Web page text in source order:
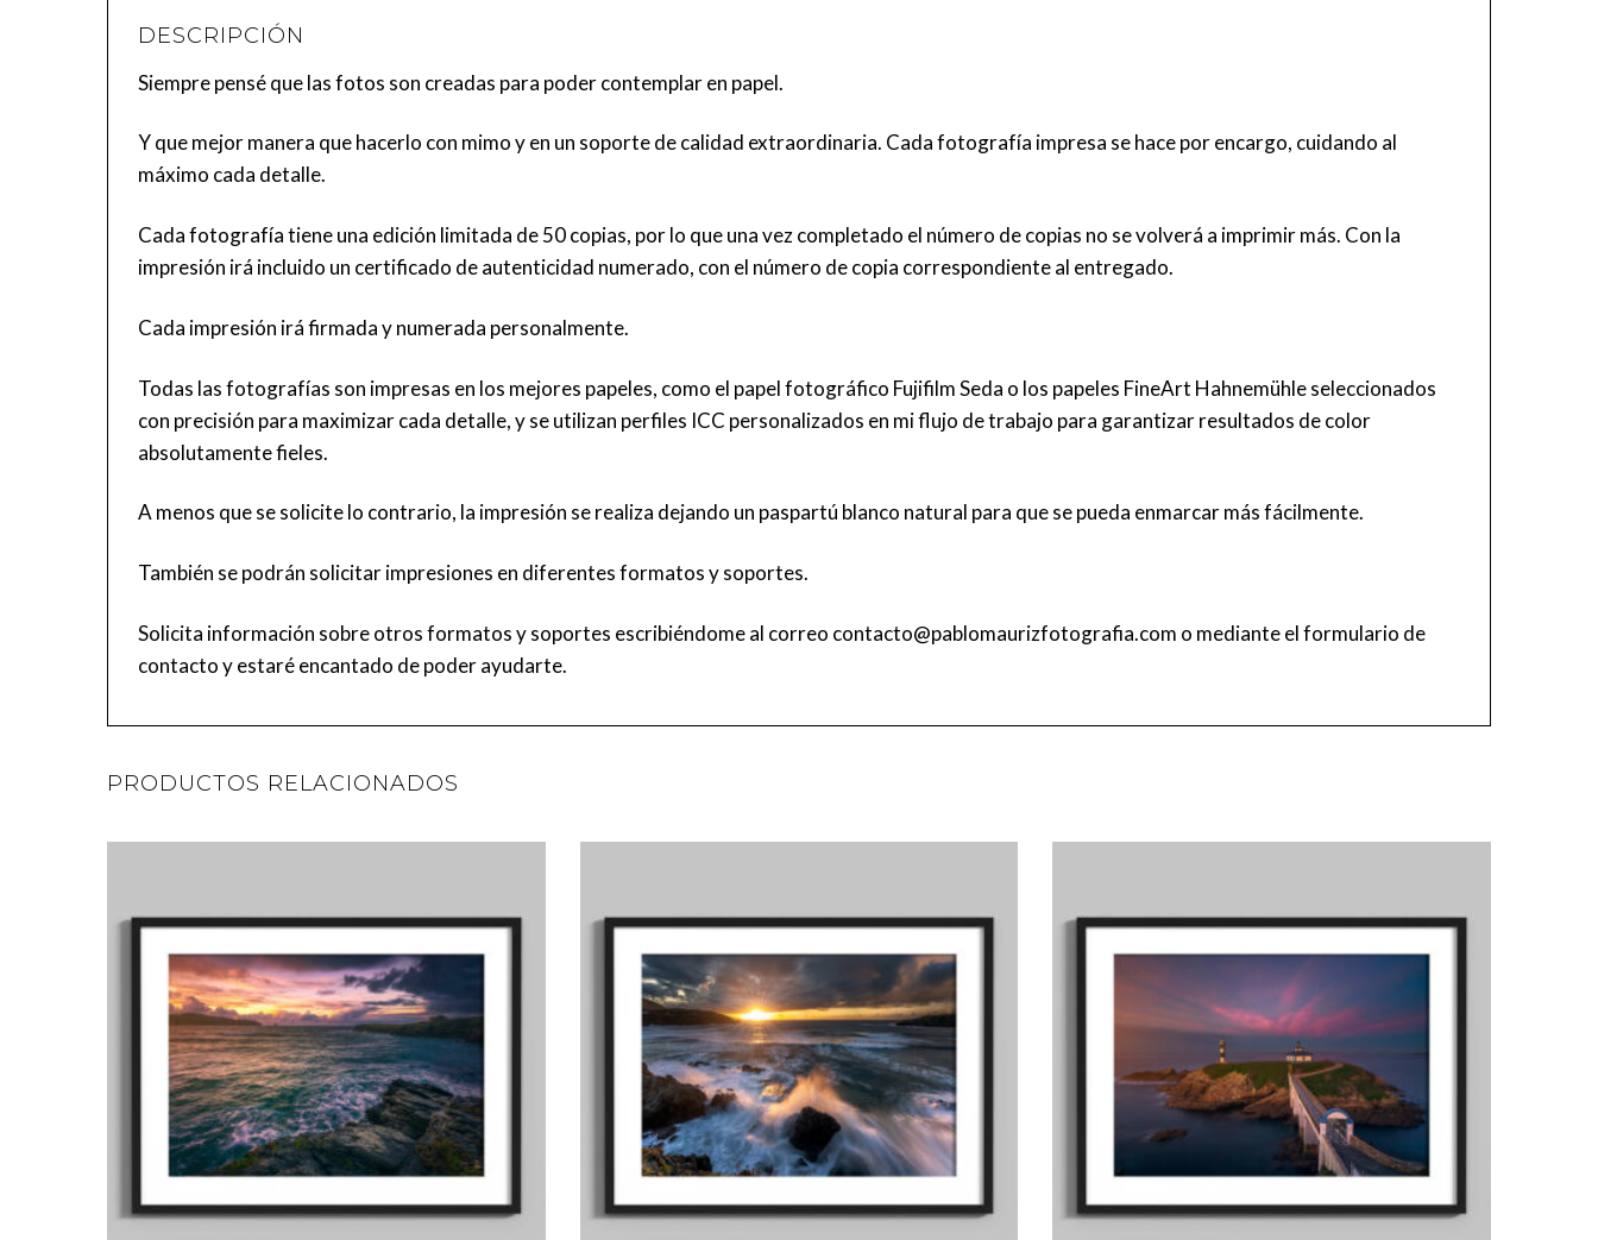
DESCRIPCIÓN
Siempre pensé que las fotos son creadas para poder contemplar en papel.
Y que mejor manera que hacerlo con mimo y en un soporte de calidad extraordinaria. Cada fotografía impresa se hace por encargo, cuidando al
máximo cada detalle.
Cada fotografía tiene una edición limitada de 50 copias, por lo que una vez completado el número de copias no se volverá a imprimir más. Con la
impresión irá incluido un certificado de autenticidad numerado, con el número de copia correspondiente al entregado.
Cada impresión irá firmada y numerada personalmente.
Todas las fotografías son impresas en los mejores papeles, como el papel fotográfico Fujifilm Seda o los papeles FineArt Hahnemühle seleccionados
con precisión para maximizar cada detalle, y se utilizan perfiles ICC personalizados en mi flujo de trabajo para garantizar resultados de color
absolutamente fieles.
A menos que se solicite lo contrario, la impresión se realiza dejando un paspartú blanco natural para que se pueda enmarcar más fácilmente.
También se podrán solicitar impresiones en diferentes formatos y soportes.
Solicita información sobre otros formatos y soportes escribiéndome al correo contacto@pablomaurizfotografia.com o mediante elformulario de
contactoy estaré encantado de poder ayudarte.
PRODUCTOS RELACIONADOS